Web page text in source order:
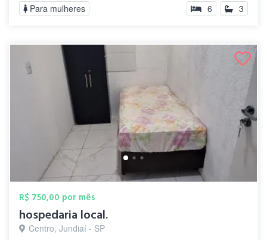
Para mulheres 6 3
R$ 750,00 por mês
hospedaria local.
Centro, Jundiaí - SP